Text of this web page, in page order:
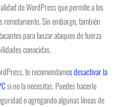
de WordPress que permite a los
remotamente. Sin embargo, también
para lanzar ataques de fuerza
conocidas.
te recomendamos desactivar la
si no la necesitas. Puedes hacerlo
o agregando algunas líneas de